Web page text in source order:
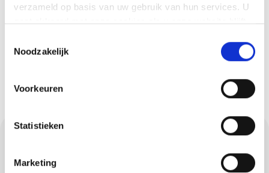
verzameld op basis van uw gebruik van hun services. U
gaat akkoord met onze cookies als u onze website blijft
Noodzakelijk
Voorkeuren
Statistieken
Marketing
makkelijk en snel een offerte aan. Je
hoort snel van ons!
Offerte aanvragen
Van eerste contact tot
laatste verfstreek